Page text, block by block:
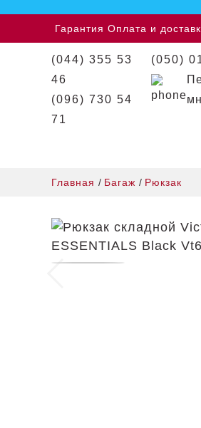
Гарантия Оплата и
(044) 355 53
46
(096) 730 54
71
(050)
Главная / Багаж / Рюкзак